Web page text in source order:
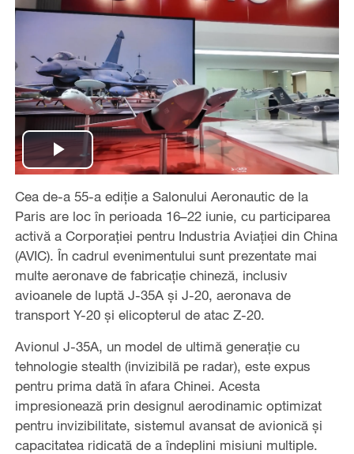
Play
Video
Cea de-a 55-a ediție a Salonului Aeronautic de la
Paris are loc în perioada 16–22 iunie, cu participarea
activă a Corporației pentru Industria Aviației din China
(AVIC). În cadrul evenimentului sunt prezentate mai
multe aeronave de fabricație chineză, inclusiv
avioanele de luptă J-35A și J-20, aeronava de
transport Y-20 și elicopterul de atac Z-20.
Avionul J-35A, un model de ultimă generație cu
tehnologie stealth (invizibilă pe radar), este expus
pentru prima dată în afara Chinei. Acesta
impresionează prin designul aerodinamic optimizat
pentru invizibilitate, sistemul avansat de avionică și
capacitatea ridicată de a îndeplini misiuni multiple.